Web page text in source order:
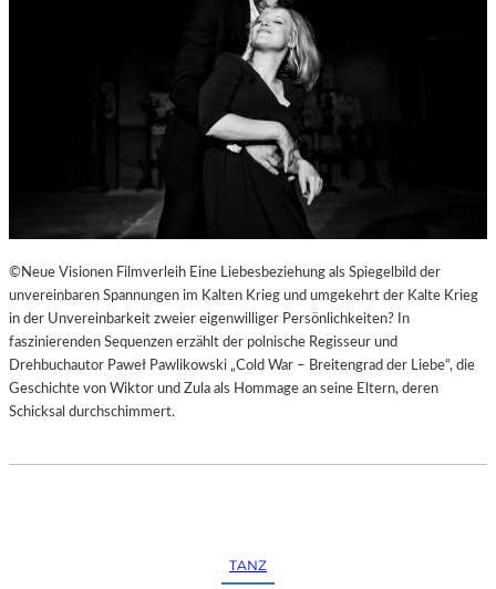
©Neue Visionen Filmverleih Eine Liebesbeziehung als Spiegelbild der
unvereinbaren Spannungen im Kalten Krieg und umgekehrt der Kalte Krieg
in der Unvereinbarkeit zweier eigenwilliger Persönlichkeiten? In
faszinierenden Sequenzen erzählt der polnische Regisseur und
Drehbuchautor Paweł Pawlikowski „Cold War – Breitengrad der Liebe“, die
Geschichte von Wiktor und Zula als Hommage an seine Eltern, deren
Schicksal durchschimmert.
TANZ